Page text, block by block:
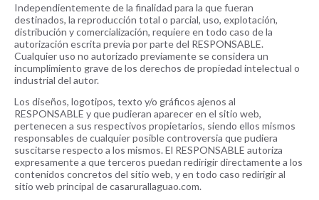
Independientemente de la finalidad para la que fueran
destinados, la reproducción total o parcial, uso, explotación,
distribución y comercialización, requiere en todo caso de la
autorización escrita previa por parte del RESPONSABLE.
Cualquier uso no autorizado previamente se considera un
incumplimiento grave de los derechos de propiedad intelectual o
industrial del autor.
Los diseños, logotipos, texto y/o gráficos ajenos al
RESPONSABLE y que pudieran aparecer en el sitio web,
pertenecen a sus respectivos propietarios, siendo ellos mismos
responsables de cualquier posible controversia que pudiera
suscitarse respecto a los mismos. El RESPONSABLE autoriza
expresamente a que terceros puedan redirigir directamente a los
contenidos concretos del sitio web, y en todo caso redirigir al
sitio web principal de casarurallaguao.com.